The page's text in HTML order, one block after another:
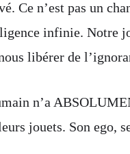
Ce n’est pas un
infinie. Notre
libérer de
n’a
jouets. Son ego,